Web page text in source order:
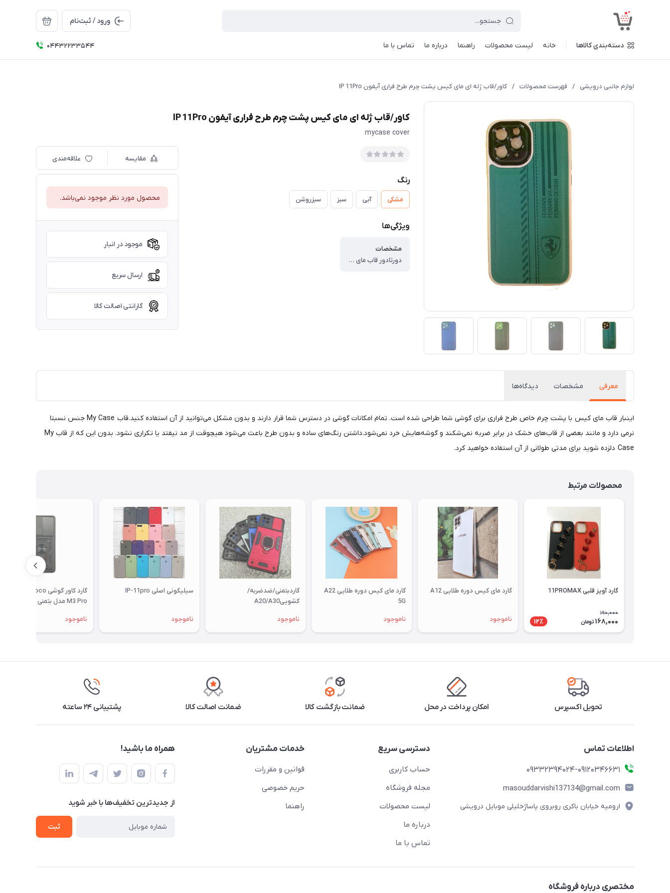
ورود / ثبت‌نام
دسته‌بندی کالاها خانه لیست محصولات راهنما درباره ما تماس با ما 04432233544
لوازم جانبی درویشی / فهرست محصولات / کاور/قاب ژله ای مای کیس پشت چرم طرح فراری آیفون IP 11Pro
کاور/قاب ژله ای مای کیس پشت چرم طرح فراری آیفون IP 11Pro
mycase cover
رنگ
مشکی آبی سبز سبزروشن
ویژگی‌ها
مشخصات
دورتادور قاب مای کیس سامسونگ Samsung Galaxy A14 کمی ضخیم‌تر است تا بتواند در برابر برخورد محافظت خوبی داشته باشد، زیرا خیلی اوقات بیشترین آسیب به بدنه از طریق گوشه‌ها وارد می‌شود. ، این محصول طراحی ویژه و خاصی دارد. هم ضخامت آن کاملا استاندارد است و هم از نظر استایل در سطح بالایی قرار دارد. یک قاب شیک و خوش‌استایل برای گوشی زیبای شما است
مقایسه علاقه‌مندی
محصول مورد نظر موجود نمی‌باشد.
موجود در انبار
ارسال سریع
گارانتی اصالت کالا
معرفی مشخصات دیدگاه‌ها
اینبار قاب مای کیس با پشت چرم خاص طرح فراری برای گوشی شما طراحی شده است. تمام امکانات گوشی در دسترس شما قرار دارند و بدون مشکل می‌توانید از آن استفاده کنید.قاب My Case جنس نسبتا
نرمی دارد و مانند بعضی از قاب‌های خشک در برابر ضربه نمی‌شکند و گوشه‌هایش خرد نمی‌شود.داشتن رنگ‌های ساده و بدون طرح باعث می‌شود هیچوقت از مد نیفتد یا تکراری نشود. بدون این که از قاب My
Case دلزده شوید برای مدتی طولانی از آن استفاده خواهید کرد.
محصولات مرتبط
گارد آویز قلبی 11PROMAX
190,000
168,000 تومان 12٪
گارد مای کیس دوره طلایی A12
ناموجود
گارد مای کیس دوره طلایی A22
5G
ناموجود
گاردبتمنی/ضدضربه/
کشوییA20/A30
ناموجود
سیلیکونی اصلی IP-11pro
ناموجود
گارد کاور گوشی Xiaomi Poco
ناموجود
تحویل اکسپرس امکان پرداخت در محل ضمانت بازگشت کالا ضمانت اصالت کالا پشتیبانی ۲۴ ساعته
اطلاعات تماس
09332394024-09120346631
masouddarvishi137134@gmail.com
ارومیه خیابان باکری روبروی پاساژخلیلی موبایل درویشی
دسترسی سریع
حساب کاربری
مجله فروشگاه
لیست محصولات
درباره ما
تماس با ما
خدمات مشتریان
قوانین و مقررات
حریم خصوصی
راهنما
همراه ما باشید!
از جدید‌ترین تخفیف‌ها با‌ خبر شوید
ثبت
مختصری درباره فروشگاه